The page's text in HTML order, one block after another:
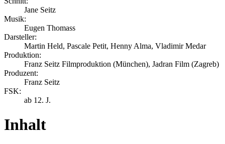
Jane Seitz
Musik:
Eugen Thomass
Darsteller:
Martin Held, Pascale Petit, Henny Alma, Vladimir Medar
Produktion:
Franz Seitz Filmproduktion (München), Jadran Film (Zagreb)
Produzent:
Franz Seitz
FSK:
ab 12. J.
Inhalt